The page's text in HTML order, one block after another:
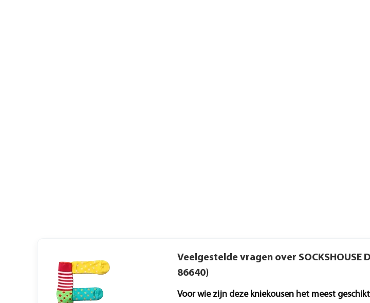
Veelgestelde vragen over
86640)
Voor wie zijn deze kniekousen het meest